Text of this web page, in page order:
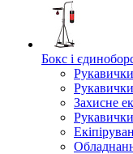
Бокс і
Рукавички
Захисне